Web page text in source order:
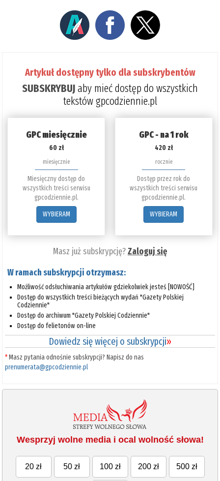
Artykuł dostępny tylko dla subskrybentów
SUBSKRYBUJaby mieć dostęp do wszystkich
tekstów gpcodziennie.pl
GPC miesięcznie
60 zł
miesięcznie
Miesięczny dostęp do
wszystkich treści serwisu
gpcodziennie.pl.
WYBIERAM
GPC - na 1 rok
420 zł
rocznie
Dostęp przez rok do
wszystkich treści serwisu
gpcodziennie.pl.
WYBIERAM
Masz już subskrypcję?Zaloguj się
W ramach subskrypcji otrzymasz:
Możliwość odsłuchiwania artykułów gdziekolwiek jesteś [NOWOŚĆ]
Dostęp do wszystkich treści bieżących wydań "Gazety Polskiej
Codziennie"
Dostęp do archiwum "Gazety Polskiej Codziennie"
Dostęp do felietonów on-line
Dowiedz się więcej o subskrypcji»
*Masz pytania odnośnie subskrypcji? Napisz do nas
prenumerata@gpcodziennie.pl
Wesprzyj wolne media i ocal wolność słowa!
20 zł 50 zł 100 zł 200 zł 500 zł